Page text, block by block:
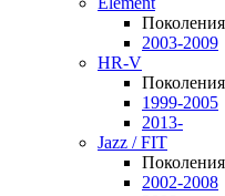
2003-2009
HR-V
1999-2005
2013-
Jazz / FIT
2002-2008